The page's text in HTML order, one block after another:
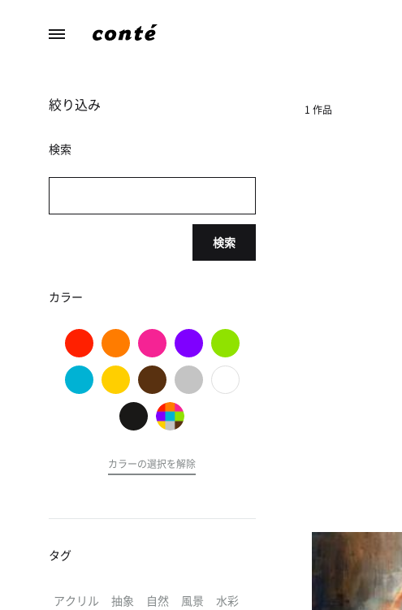
ら
た
の
1 作品
絞り込み
検索
検索
カラー
カラーの選択を解除
タグ
アクリル 抽象 自然 風景 水彩